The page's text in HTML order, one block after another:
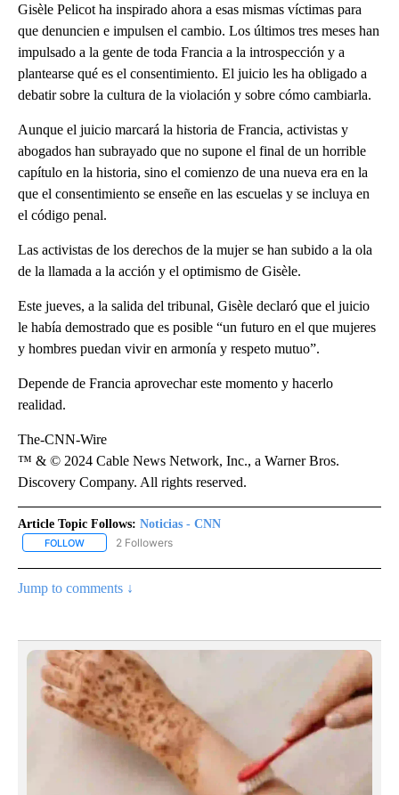
Gisèle Pelicot ha inspirado ahora a esas mismas víctimas para
que denuncien e impulsen el cambio. Los últimos tres meses han
impulsado a la gente de toda Francia a la introspección y a
plantearse qué es el consentimiento. El juicio les ha obligado a
debatir sobre la cultura de la violación y sobre cómo cambiarla.
Aunque el juicio marcará la historia de Francia, activistas y
abogados han subrayado que no supone el final de un horrible
capítulo en la historia, sino el comienzo de una nueva era en la
que el consentimiento se enseñe en las escuelas y se incluya en
el código penal.
Las activistas de los derechos de la mujer se han subido a la ola
de la llamada a la acción y el optimismo de Gisèle.
Este jueves, a la salida del tribunal, Gisèle declaró que el juicio
le había demostrado que es posible “un futuro en el que mujeres
y hombres puedan vivir en armonía y respeto mutuo”.
Depende de Francia aprovechar este momento y hacerlo
realidad.
The-CNN-Wire
™ & © 2024 Cable News Network, Inc., a Warner Bros.
Discovery Company. All rights reserved.
Article Topic Follows: Noticias - CNN
FOLLOW FOLLOW "NOTICIAS - CNN" TO RECEIVE NOTIFICATIONS ABOUT
2 Followers
Jump to comments ↓